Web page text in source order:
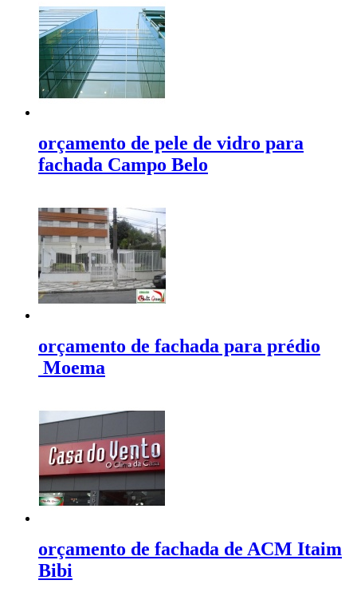
orçamento de pele de vidro para
fachada Campo Belo
orçamento de fachada para prédio
Moema
orçamento de fachada de ACM Itaim
Bibi